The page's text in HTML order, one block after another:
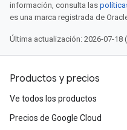
información, consulta las
es una marca registrada de
Última actualización: 2026-07-18
Productos y precios
Ve todos los productos
Precios de Google Cloud